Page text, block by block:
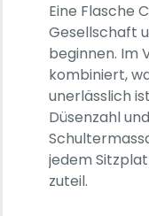
Eine Flasche
Gesellschaft
beginnen. Im
kombiniert,
unerlässlich
Düsenzahl
jedem
zuteil.